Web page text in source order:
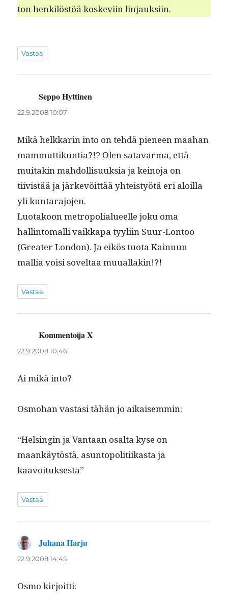
ton henkilöstöä koske­vi­in linjauksiin.
Vastaa
Seppo Hyttinen
22.9.2008 10:07
Mikä helkkarin into on tehdä pie­neen maa­han
mam­mut­tikun­tia?!? Olen satavar­ma, että
muitakin mah­dol­lisuuk­sia ja keino­ja on
tiivistää ja järkevöit­tää yhteistyötä eri aloil­la
yli kuntarajojen.
Luo­takoon metropo­lialueelle joku oma
hallintoma­lli vaikka­pa tyyli­in Suur-Lon­too
(Greater Lon­don). Ja eikös tuo­ta Kain­u­un
mallia voisi soveltaa muuallakin!?!
Vastaa
Kommentoija X
22.9.2008 10:46
Ai mikä into?
Osmo­han vas­tasi tähän jo aikaisemmin:
“Helsin­gin ja Van­taan osalta kyse on
maankäytöstä, asun­topoli­ti­ikas­ta ja
kaavoituksesta”
Vastaa
Juhana Harju
22.9.2008 14:45
Osmo kir­joit­ti: